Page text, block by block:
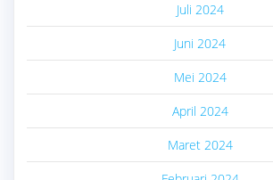
Juli 2024
Juni 2024
Mei 2024
April 2024
Maret 2024